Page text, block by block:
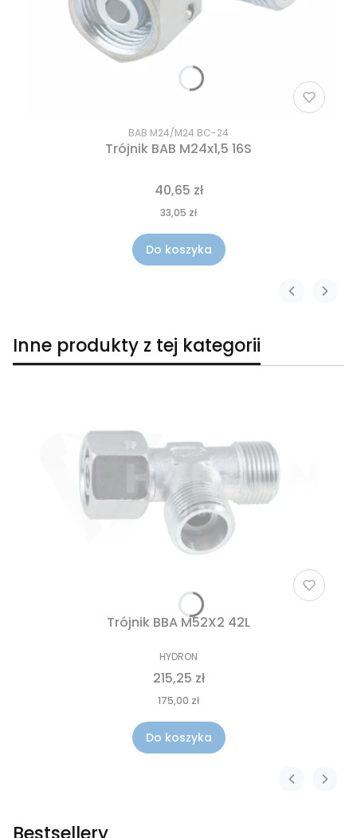
BAB M24/M24 BC-24
Trójnik BAB M24x1,5 16S
40,65 zł
33,05 zł
Do koszyka
Inne produkty z tej kategorii
Trójnik BBA M52X2 42L
HYDRON
215,25 zł
175,00 zł
Do koszyka